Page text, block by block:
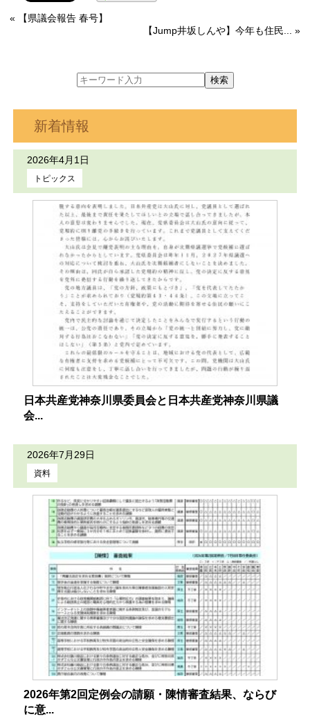
« 【県議会報告 春号】
【Jump井坂しんや】今年も住民... »
新着情報
2026年4月1日
トピックス
日本共産党神奈川県委員会と日本共産党神奈川県議
会...
2026年7月29日
資料
2026年第2回定例会の請願・陳情審査結果、ならび
に意...